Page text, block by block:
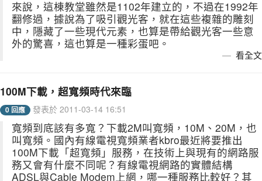
來說，這棟教堂雖然是1102年建立的，不過在1992年
翻修過，據說為了吸引觀光客，就在這些複雜的雕刻
中，隱藏了一些現代元素，也算是帶給觀光客一些意
外的驚喜，這也算是一種彩蛋吧。
看全文
100M下載，超寬頻時代來臨
0 回應 發表於 2011-03-14 16:51
寬頻到底該有多寬？下載2M叫寬頻，10M、20M，也
叫寬頻。國內有線電視寬頻業者kbro最近將要推出
100M下載「超寬頻」服務，在技術上與現有的網路服
務又會有什麼不同呢？有線電視網路的實體結構
ADSL與Cable Modem上網，哪一種服務比較好？其